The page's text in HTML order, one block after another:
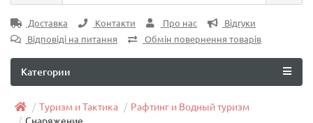
Доставка Контакти Про нас
Відгуки
Відповіді на питання
Обмін повернення товарів
Категории
Туризм и Тактика
Рафтинг и Водный туризм